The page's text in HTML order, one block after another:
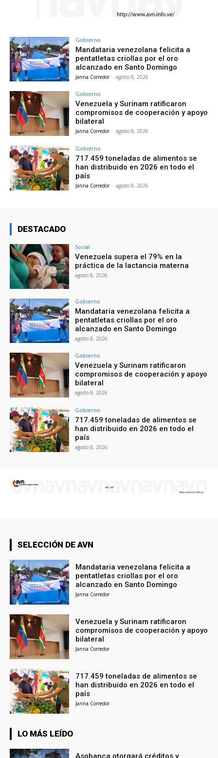
Gobierno
Mandataria venezolana felicita a
pentatletas criollas por el oro
alcanzado en Santo Domingo
Janna Corredor - agosto 8, 2026
Gobierno
Venezuela y Surinam ratificaron
compromisos de cooperación y apoyo
bilateral
Janna Corredor - agosto 8, 2026
Gobierno
717.459 toneladas de alimentos se
han distribuido en 2026 en todo el
país
Janna Corredor - agosto 8, 2026
DESTACADO
Social
Venezuela supera el 79% en la
práctica de la lactancia materna
agosto 8, 2026
Gobierno
Mandataria venezolana felicita a
pentatletas criollas por el oro
alcanzado en Santo Domingo
agosto 8, 2026
Gobierno
Venezuela y Surinam ratificaron
compromisos de cooperación y apoyo
bilateral
agosto 8, 2026
Gobierno
717.459 toneladas de alimentos se
han distribuido en 2026 en todo el
país
agosto 8, 2026
SELECCIÓN DE AVN
Mandataria venezolana felicita a
pentatletas criollas por el oro
alcanzado en Santo Domingo
Janna Corredor
Venezuela y Surinam ratificaron
compromisos de cooperación y apoyo
bilateral
Janna Corredor
717.459 toneladas de alimentos se
han distribuido en 2026 en todo el
país
Janna Corredor
LO MÁS LEÍDO
Asobanca otorgará créditos y